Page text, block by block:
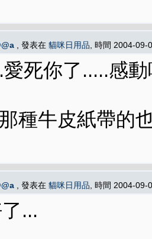
, 發表在 貓咪日用品 , 時間 2004-
死你了.....感
種牛皮紙帶的
, 發表在 貓咪日用品 , 時間 2004-
...